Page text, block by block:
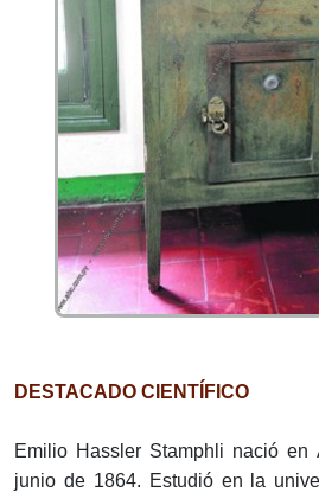
DESTACADO CIENTÍFICO
Emilio Hassler Stamphli nació
junio de 1864. Estudió en la